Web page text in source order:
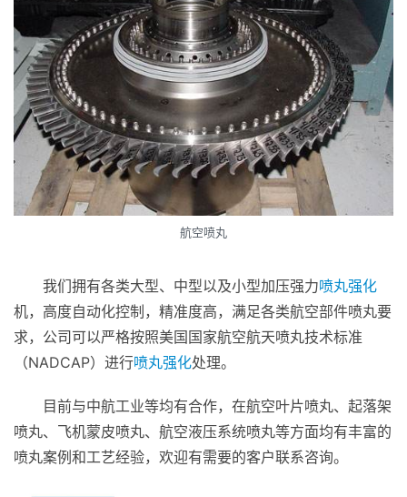
航空喷丸
我们拥有各类大型、中型以及小型加压强力喷丸强化
机，高度自动化控制，精准度高，满足各类航空部件喷丸要
求，公司可以严格按照美国国家航空航天喷丸技术标准
（NADCAP）进行喷丸强化处理。
目前与中航工业等均有合作，在航空叶片喷丸、起落架
喷丸、飞机蒙皮喷丸、航空液压系统喷丸等方面均有丰富的
喷丸案例和工艺经验，欢迎有需要的客户联系咨询。